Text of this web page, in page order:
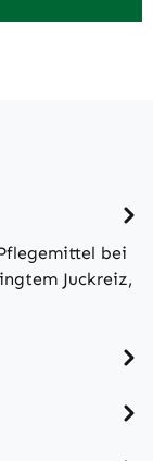
bei
Juckreiz,